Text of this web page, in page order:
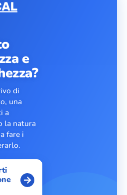
e
di
una
a
la natura
fare i